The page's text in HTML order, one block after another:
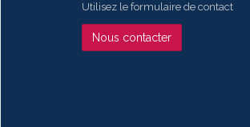
Utilisez le formulaire de contact
Nous contacter